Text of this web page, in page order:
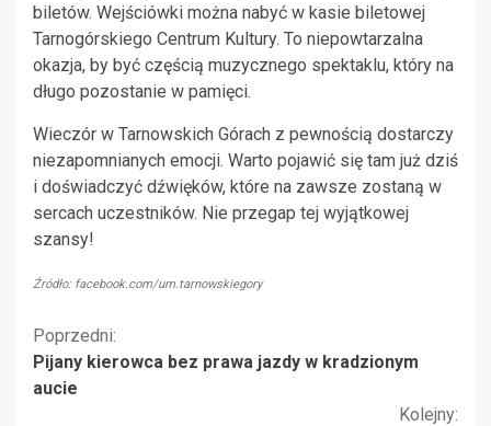
biletów. Wejściówki można nabyć w kasie biletowej
Tarnogórskiego Centrum Kultury. To niepowtarzalna
okazja, by być częścią muzycznego spektaklu, który na
długo pozostanie w pamięci.
Wieczór w Tarnowskich Górach z pewnością dostarczy
niezapomnianych emocji. Warto pojawić się tam już dziś
i doświadczyć dźwięków, które na zawsze zostaną w
sercach uczestników. Nie przegap tej wyjątkowej
szansy!
Źródło: facebook.com/um.tarnowskiegory
Kontynuuj
czytanie
Poprzedni:
Pijany kierowca bez prawa jazdy w kradzionym
aucie
Kolejny: